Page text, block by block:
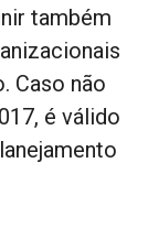
também
Caso não
é válido